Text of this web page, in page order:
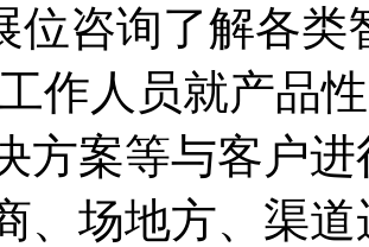
位咨询了解各类
作人员就产品
方案等与客户
、场地方、渠